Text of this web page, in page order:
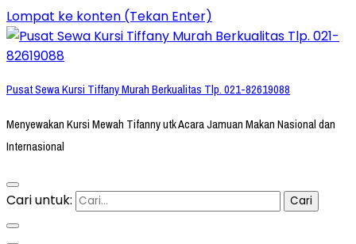
Lompat ke konten (Tekan Enter)
Pusat Sewa Kursi Tiffany Murah Berkualitas Tlp. 021-82619088
Menyewakan Kursi Mewah Tifanny utk Acara Jamuan Makan Nasional dan
Internasional
Cari untuk: